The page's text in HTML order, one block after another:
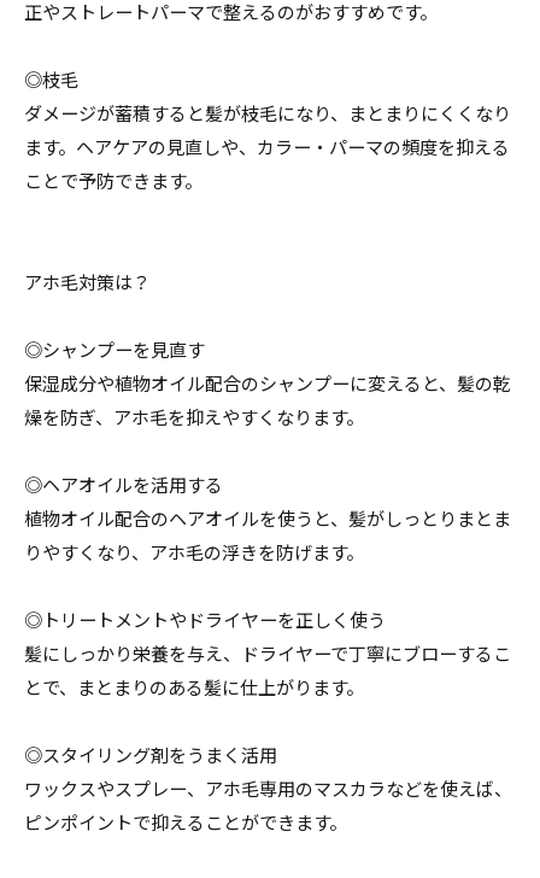
正やストレートパーマで整えるのがおすすめです。
◎枝毛
ダメージが蓄積すると髪が枝毛になり、まとまりにくくなり
ます。ヘアケアの見直しや、カラー・パーマの頻度を抑える
ことで予防できます。
アホ毛対策は？
◎シャンプーを見直す
保湿成分や植物オイル配合のシャンプーに変えると、髪の乾
燥を防ぎ、アホ毛を抑えやすくなります。
◎ヘアオイルを活用する
植物オイル配合のヘアオイルを使うと、髪がしっとりまとま
りやすくなり、アホ毛の浮きを防げます。
◎トリートメントやドライヤーを正しく使う
髪にしっかり栄養を与え、ドライヤーで丁寧にブローするこ
とで、まとまりのある髪に仕上がります。
◎スタイリング剤をうまく活用
ワックスやスプレー、アホ毛専用のマスカラなどを使えば、
ピンポイントで抑えることができます。